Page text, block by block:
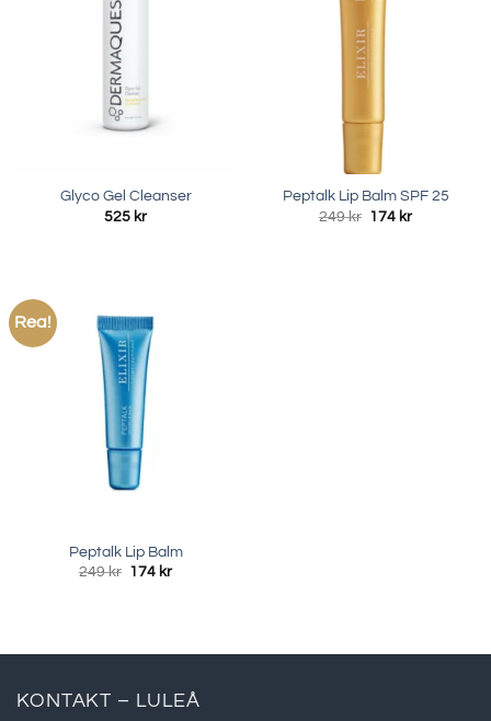
Glyco Gel Cleanser
525 kr
Peptalk Lip Balm SPF 25
249kr Det
174 krDet
Rea!
Peptalk Lip Balm
249kr Det
174 krDet
KONTAKT – LULEÅ